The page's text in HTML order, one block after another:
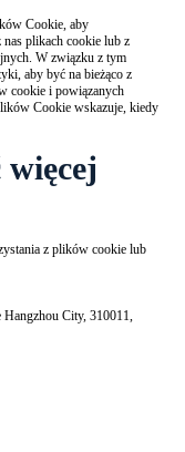
Cookie, aby
plikach cookie lub z
W związku z tym
aby być na bieżąco z
cookie i powiązanych
Cookie wskazuje, kiedy
więcej
z plików cookie lub
City, 310011,